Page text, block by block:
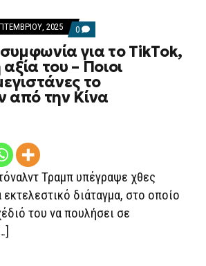
2025 0 COMMENTS
ON
ΑΥΤΉ
ΕΊΝΑΙ
Η
ΣΥΜΦΩΝΊΑ
ΓΙΑ
ΤΟ
ΤΟΥ
–
ΠΟΙΟΙ
ΑΜΕΡΙΚΑΝΟΊ
ΜΕΓΙΣΤΆΝΕΣ
συμφωνία για το TikTok,
του – Ποιοι
το
από την Κίνα
Τραμπ υπέγραψε χθες
διάταγμα, στο οποίο
του να πουλήσει σε